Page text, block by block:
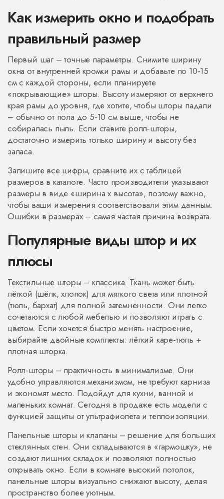
Как измерить окно и подобрать
правильный размер
Первый шаг – точные параметры. Снимите ширину
окна от внутренней кромки рамы и добавьте по 10‑15
см с каждой стороны, если планируете
«покрывающие» шторы. Высоту измеряют от верхнего
края рамы до уровня, где хотите, чтобы шторы падали
– обычно от пола до 5‑10 см выше, чтобы не
собиралась пыль. Если ставите ролл‑шторы,
достаточно измерить только ширину и высоту без
запаса.
Запишите все цифры, сравните их с таблицей
размеров в каталоге. Часто производители указывают
размеры в виде «ширина x высота», поэтому важно,
чтобы ваши измерения соответствовали этим данным.
Ошибки в размерах – самая частая причина возврата.
Популярные виды штор и их
плюсы
Текстильные шторы – классика. Ткань может быть
лёгкой (шёлк, хлопок) для мягкого света или плотной
(тюль, бархат) для полной затемнённости. Они легко
сочетаются с любой мебелью и позволяют играть с
цветом. Если хочется быстро менять настроение,
выбирайте двойные комплекты: лёгкий каре‑тюль +
плотная шторка.
Ролл‑шторы – практичность в минимализме. Они
удобно управляются механизмом, не требуют карниза
и экономят место. Подойдут для кухни, ванной и
маленьких комнат. Сегодня в продаже есть модели с
функцией защиты от ультрафиолета и теплоизоляции.
Панельные шторы и клапаны – решение для больших
стеклянных стен. Они складываются в «гармошку», не
создают лишних складок и позволяют полностью
открывать окно. Если в комнате высокий потолок,
панельные шторы визуально снижают высоту, делая
пространство более уютным.